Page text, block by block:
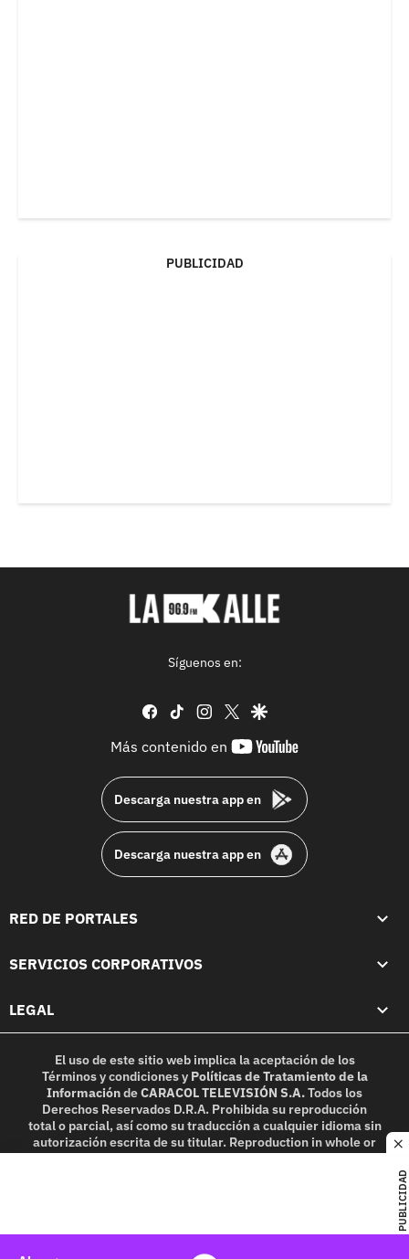
PUBLICIDAD
PUBLICIDAD
Síguenos en:
facebook
tiktok instagram
twittergoogle
Más contenido en
youtube-
Descarga nuestra app en
Descarga nuestra app en
RED DE PORTALES
SERVICIOS CORPORATIVOS
LEGAL
El uso de este sitio web implica la aceptación de los
Términos y condicionesy Políticas de Tratamiento de la
InformacióndeCARACOL TELEVISIÓN S.A.Todos los
Derechos Reservados D.R.A. Prohibida su reproducción
total o parcial, así como su traducción a cualquier idioma sin
autorización escrita de su titular. Reproduction in whole or
in part, or translation without written permission is